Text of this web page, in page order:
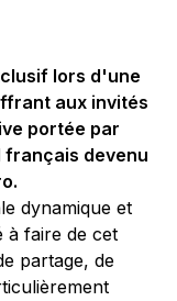
lors d'une
aux invités
portée par
devenu
dynamique et
à faire de cet
partage, de